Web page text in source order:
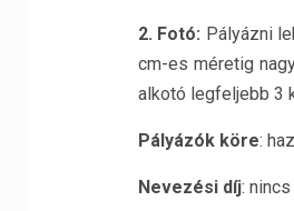
2. Fotó: Pályázni
cm-es méretig
alkotó legfeljebb 3
Pályázók köre:
Nevezési díj: nincs